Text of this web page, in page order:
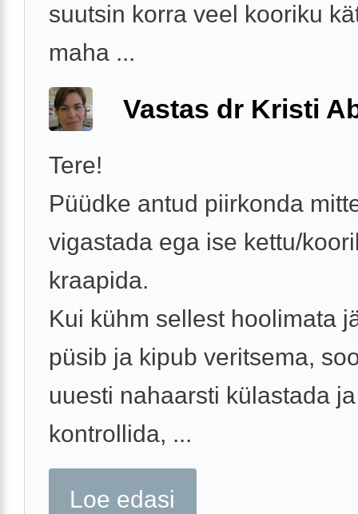
suutsin korra veel kooriku
maha ...
Vastas dr Kristi
Tere!
Püüdke antud piirkonda
vigastada ega ise kettu/
kraapida.
Kui kühm sellest hoolimata
püsib ja kipub veritsema,
uuesti nahaarsti külastada ja
kontrollida, ...
Loe edasi